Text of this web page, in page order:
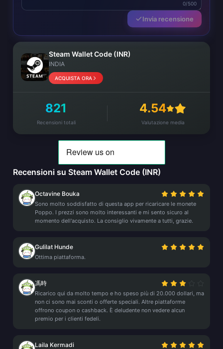
0/500
Invia recensione
Steam Wallet Code (INR)
INDIA
ACQUISTA ORA
821
Recensioni totali
4.54
Valutazione media
Recensioni su Steam Wallet Code (INR)
Octavine Bouka
Sono molto soddisfatto di questa app per ricaricare le monete
Poppo. I prezzi sono molto interessanti e mi sento sicuro al
momento dell'acquisto. La consiglio vivamente a tutti, grazie.
Gulilat Hunde
Ottima piattaforma.
馮時
Ricarico qui da molto tempo e ho speso più di 20.000 dollari, ma
non ci sono mai sconti o offerte speciali. Altre piattaforme
offrono coupon o cashback. È deludente non vedere alcun
premio per i clienti fedeli.
Laila Kermadi